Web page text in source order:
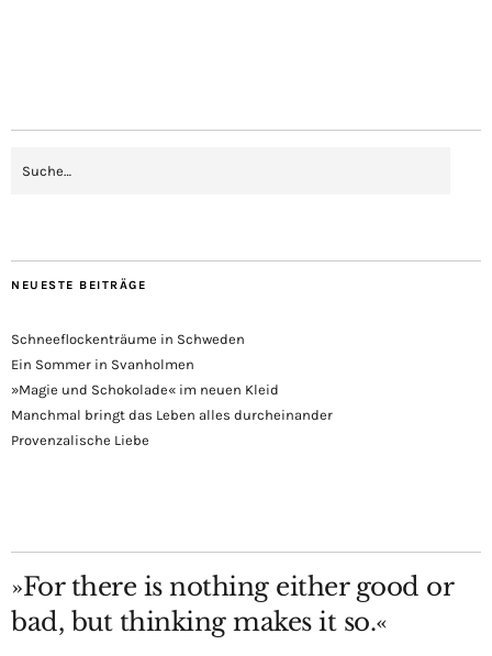
NEUESTE BEITRÄGE
Schneeflockenträume in Schweden
Ein Sommer in Svanholmen
»Magie und Schokolade« im neuen Kleid
Manchmal bringt das Leben alles durcheinander
Provenzalische Liebe
»For there is nothing either good or
bad, but thinking makes it so.«